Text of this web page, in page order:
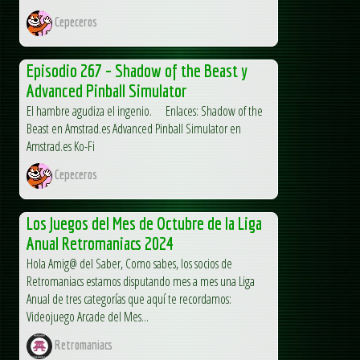
Cepeceros
Episodio 267 – Shadow of the Beast y
Advanced Pinball Simulator
El hambre agudiza el ingenio. Enlaces: Shadow of the
Beast en Amstrad.es Advanced Pinball Simulator en
Amstrad.es Ko-Fi
Cepeceros
Los Juegos del Mes de Octubre de la Liga
Anual Retromaniacs 2024
Hola Amig@ del Saber, Como sabes, los socios de
Retromaniacs estamos disputando mes a mes una Liga
Anual de tres categorías que aquí te recordamos:
Videojuego Arcade del Mes...
Retromaniacs